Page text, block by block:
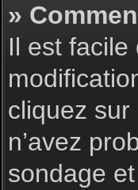
»
Il est facile
cliquez sur
n’avez
sondage